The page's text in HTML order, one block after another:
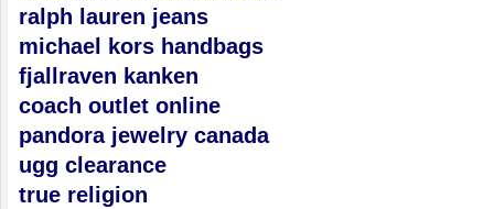
ralph lauren jeans
michael kors handbags
fjallraven kanken
coach outlet online
pandora jewelry canada
ugg clearance
true religion